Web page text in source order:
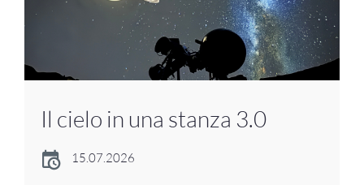
Il cielo in una stanza 3.0
15.07.2026